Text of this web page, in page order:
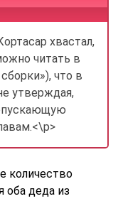
хвастал,
читать в
что в
утверждая,
количество
оба деда из